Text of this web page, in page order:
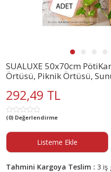
SUALUXE 50x70cm
Örtüsü, Piknik Örtüsü,
292,49 TL
(0) Değerlendirme
Listeme Ekle
Tahmini Kargoya Teslim : 3 iş